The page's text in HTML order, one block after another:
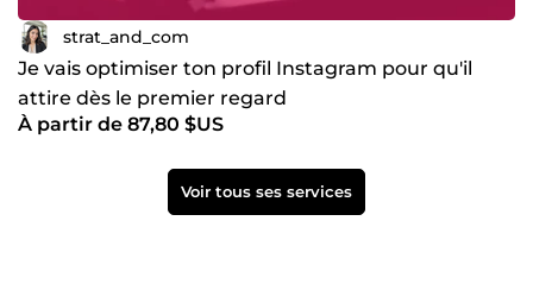
strat_and_com
Je vais optimiser ton profil Instagram pour qu'il
attire dès le premier regard
À partir de 87,80 $US
Voir tous ses services